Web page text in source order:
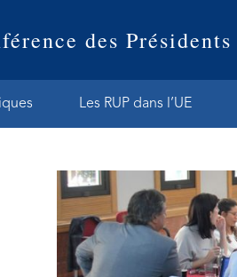
des Présidents
Les RUP dans l’UE